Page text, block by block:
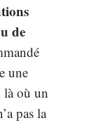
de
une
où un
pas la